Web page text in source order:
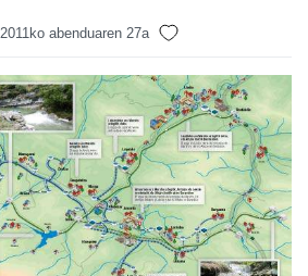
2011ko abenduaren 27a